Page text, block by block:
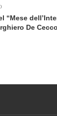
“Mese
De Cecco